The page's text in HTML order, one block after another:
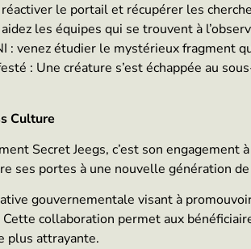
le portail et récupérer les
les équipes qui se trouvent à
: venez étudier le mystérieux fragment
: Une créature s’est échappée au
Culture
Secret Jeegs, c’est son engagement
ses portes à une nouvelle génération
gouvernementale visant à
Cette collaboration permet aux
plus attrayante.